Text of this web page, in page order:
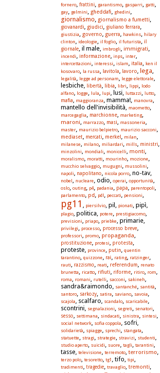
fornero, frattini, garantismo, gasparri, gatti,
gay, gelmini, gheddafi, ghedini,
giornalismo, giornalismo a fumetti,
giovanardi, giudici, giuliano ferrara,
giustizia, governo, guerra, hawkins, hilary
clinton, ideologie, il foglio, il futurista, il
giornale, il male, imbrogli, immigrati,
incendi, informazione, inps, inter,
intercettazioni, interessi, islam, italia, ken il
kosovaro, la russa, lavitola, lavoro, lega,
legalità, legge ad personam, legge elettorale,
lesbiche,
libertà, libia, libri, lippi, lodo
alfano, logge, lula, lupi, lusi, luttazzi, lutto,
mafia, maggioranza, mamma!, manovra,
mantello dell'invisibilità, maometto,
marcegaglia, marchionne, marketing,
maroni, marrazzo, masi, massoneria,
master, maurizio belpietro, maurizio sacconi,
mediaset, mercati, merkel, milan,
milanese, milano, miliardari, mills, ministri,
minzolini, mondiali, monicelli, monti,
moralismo, moratti, mourinho, mozione,
mucchio selvaggio, mugugni, mussolini,
napoli, napolitano, nicola porro, no-tav,
nobel, nucleare, odio, operai, opportunità,
oslo, outing, p4, padania, papa, parentopoli,
parlamento, pd, pdl, peccati, pensioni,
pg11 , piersilvio, pil, pionati, pipì,
plagio, politica, potere, prestigiacomo,
previsioni, priapo, priebke, primarie,
privilegi, processo, processo breve,
professori, promo, propaganda,
prostituzione, protesi, protesta,
proteste, province, putin, quentin
tarantino, quizzone, rai, rating, ratzinger,
rauti, razzismo, reati, referendum, renato
brunetta, ricatto, rifiuti, riforme, ritiro, rom,
roma, romani, rutelli, sacconi, sakineh,
sandra&raimondo, santanché, santità,
santoro, sarkozy, satira, saviano, savoia,
scajola, scalfaro, scandalo, scaricabile,
scontrini, segnalazioni, segreti, senatori,
sesso, settimana, sindacati, sinistra, sintesi,
social network, sofia coppola, sofri,
solidarietà, spiagge, sprechi, stangata,
statuette, stragi, strategie, stravizi, studenti,
studio aperto, suicidi, suore, tagli, tarantini,
tasse, televisione, terremoto, terrorismo,
terzo polo, tesoretto, tg1 , tifo, tipi,
tradimenti, tragedie, travaglio, tremonti,